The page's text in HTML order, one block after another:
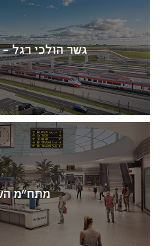
גשר הולכי רגל
מתח"מ